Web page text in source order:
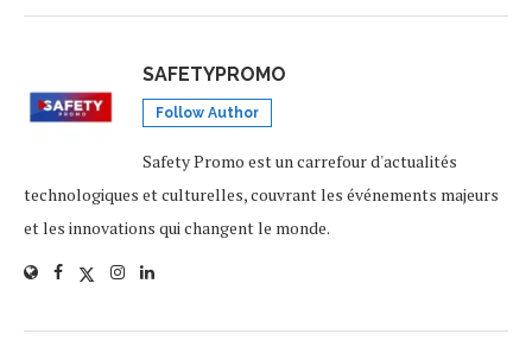
SAFETYPROMO
Follow Author
Safety Promo est un carrefour d'actualités
technologiques et culturelles, couvrant les événements majeurs
et les innovations qui changent le monde.